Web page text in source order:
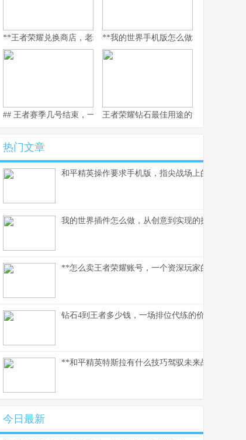
**王者荣耀兑换商店，老玩家的策略与情怀之地，副标题，积攒与
**我的世界手机版怎么做地狱门，手机
## 王者赛季几号结束，一场全民竞逐的时光仪式
王者荣耀钻石最佳用途的深度解析，副
热门文章
和平精英操作要求手机版，指尖战场上的生存法则
我的世界插件怎么做，从创意到实现的探索之旅
**怎么卖王者荣耀账号，一个资深玩家的实操指
钻石4到王者多少钱，一场排位代练的价格迷思，
**和平精英特斯拉有什么技巧驾驭未来战场的磁暴
今日最新